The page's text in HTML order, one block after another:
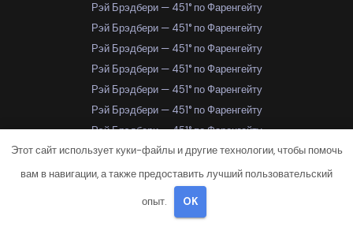
Рэй Брэдбери — 451° по Фаренгейту
Рэй Брэдбери — 451° по Фаренгейту
Рэй Брэдбери — 451° по Фаренгейту
Рэй Брэдбери — 451° по Фаренгейту
Рэй Брэдбери — 451° по Фаренгейту
Рэй Брэдбери — 451° по Фаренгейту
Рэй Брэдбери — 451° по Фаренгейту
Рэй Брэдбери — 451° по Фаренгейту
Рэй Брэдбери — 451° по Фаренгейту
Рэй Брэдбери — 451° по Фаренгейту
Рэй Брэдбери — 451° по Фаренгейту
Этот сайт использует куки-файлы и другие технологии, чтобы помочь
вам в навигации, а также предоставить лучший пользовательский
опыт. OK